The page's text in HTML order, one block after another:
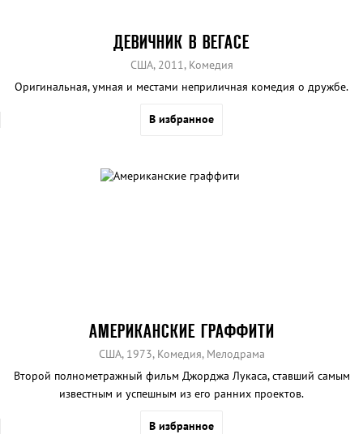
ДЕВИЧНИК В ВЕГАСЕ
США, 2011, Комедия
Оригинальная, умная и местами неприличная комедия о дружбе.
В избранное
АМЕРИКАНСКИЕ ГРАФФИТИ
США, 1973, Комедия, Мелодрама
Второй полнометражный фильм Джорджа Лукаса, ставший самым
известным и успешным из его ранних проектов.
В избранное